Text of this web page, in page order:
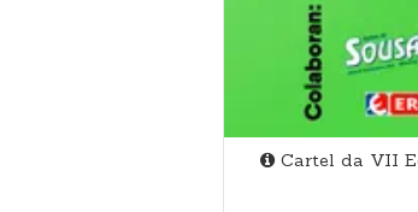
Cartel da VII